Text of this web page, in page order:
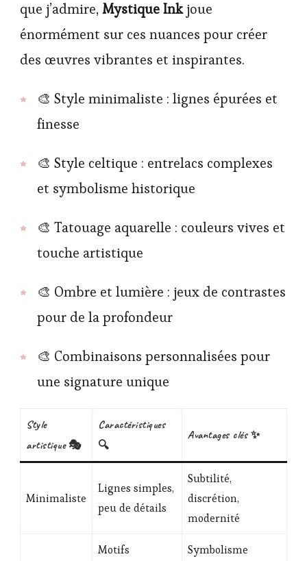
que j’admire,Mystique Inkjoue
énormément sur ces nuances pour créer
des œuvres vibrantes et inspirantes.
🎨 Style minimaliste : lignes épurées et
finesse
🎨 Style celtique : entrelacs complexes
et symbolisme historique
🎨 Tatouage aquarelle : couleurs vives et
touche artistique
🎨 Ombre et lumière : jeux de contrastes
pour de la profondeur
🎨 Combinaisons personnalisées pour
une signature unique
Style
artistique 🎭
Caractéristiques
🔍
Avantages clés ✨
Minimaliste
Lignes simples,
peu de détails
Subtilité,
discrétion,
modernité
Motifs
Symbolisme